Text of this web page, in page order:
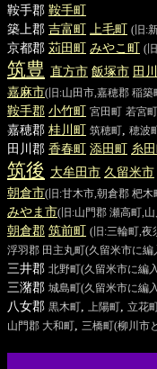
鞍手郡 鞍手町
築上郡 吉富町 上毛町 (旧:
京都郡 苅田町 みやこ 町 (
筑豊 直方市 飯塚市 田川
嘉麻市(旧:山田市,嘉穂郡 稲
鞍手郡 小竹町 宮田町 若宮町
嘉穂郡 桂川 町 筑穂町 穂波
田川郡 香春町 添田町 糸田
筑後 大牟田市 久留米市
朝倉市(旧:甘木市,朝倉郡 杷木
みやま市(旧:山門郡 瀬高町,
朝倉郡 筑前町 (旧:三輪町,夜
浮羽郡 田主丸町(久留米市に編
三井郡 北野町(久留米市に編
三潴郡 城島町(久留米市に編
八女郡 黒木町 上陽町 立花
山門郡 大和町 三橋町(柳川市